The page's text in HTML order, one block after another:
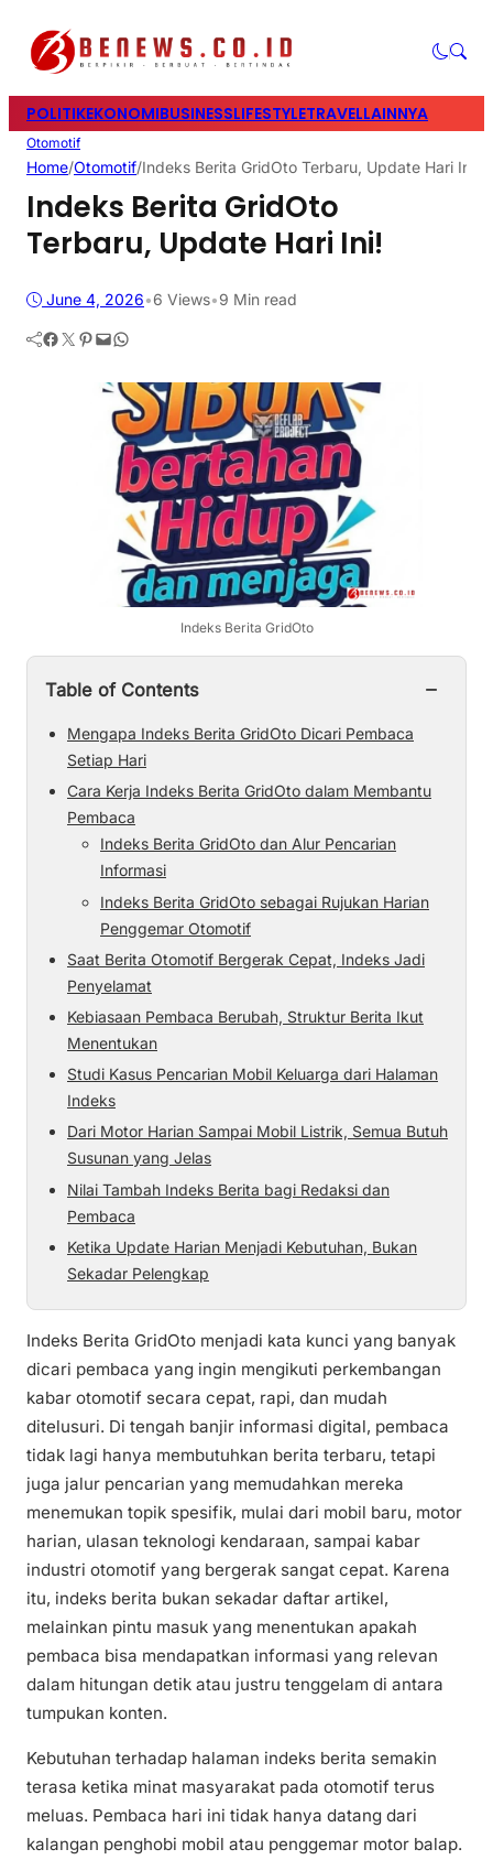
POLITIKEKONOMIBUSINESSLIFESTYLETRAVELLAINNYA
Otomotif
Home/Otomotif/Indeks Berita GridOto Terbaru, Update Hari Ini!
Indeks Berita GridOto
Terbaru, Update Hari Ini!
June 4, 2026•6 Views•9 Min read
Facebook Twitter Pinterest Mail WhatsApp
Indeks Berita GridOto
Table of Contents −
Mengapa Indeks Berita GridOto Dicari Pembaca
Setiap Hari
Cara Kerja Indeks Berita GridOto dalam Membantu
Pembaca
Indeks Berita GridOto dan Alur Pencarian
Informasi
Indeks Berita GridOto sebagai Rujukan Harian
Penggemar Otomotif
Saat Berita Otomotif Bergerak Cepat, Indeks Jadi
Penyelamat
Kebiasaan Pembaca Berubah, Struktur Berita Ikut
Menentukan
Studi Kasus Pencarian Mobil Keluarga dari Halaman
Indeks
Dari Motor Harian Sampai Mobil Listrik, Semua Butuh
Susunan yang Jelas
Nilai Tambah Indeks Berita bagi Redaksi dan
Pembaca
Ketika Update Harian Menjadi Kebutuhan, Bukan
Sekadar Pelengkap
Indeks Berita GridOto menjadi kata kunci yang banyak
dicari pembaca yang ingin mengikuti perkembangan
kabar otomotif secara cepat, rapi, dan mudah
ditelusuri. Di tengah banjir informasi digital, pembaca
tidak lagi hanya membutuhkan berita terbaru, tetapi
juga jalur pencarian yang memudahkan mereka
menemukan topik spesifik, mulai dari mobil baru, motor
harian, ulasan teknologi kendaraan, sampai kabar
industri otomotif yang bergerak sangat cepat. Karena
itu, indeks berita bukan sekadar daftar artikel,
melainkan pintu masuk yang menentukan apakah
pembaca bisa mendapatkan informasi yang relevan
dalam hitungan detik atau justru tenggelam di antara
tumpukan konten.
Kebutuhan terhadap halaman indeks berita semakin
terasa ketika minat masyarakat pada otomotif terus
meluas. Pembaca hari ini tidak hanya datang dari
kalangan penghobi mobil atau penggemar motor balap.